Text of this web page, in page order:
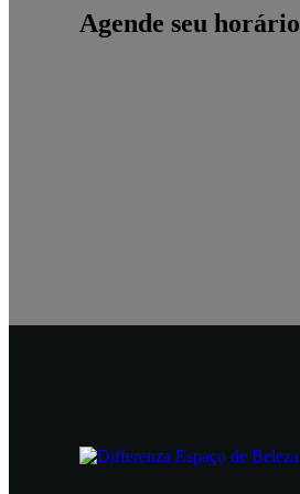
Agende seu horário